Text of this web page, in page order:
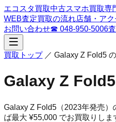
エコスタ買取中古スマホ買取専
WEB査定買取の流れ店舗・アク
お問い合わせ☎ 048-950-5006
買取トップ／ Galaxy Z Fold5
Galaxy Z Fold5
Galaxy Z Fold5 （2023年発売）
ば最大 ¥55,000 でお買取りし